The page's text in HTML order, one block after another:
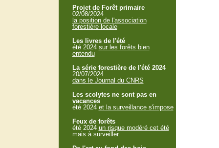
Projet de Forêt primaire
02/08/2024
la position de l'association
forestière locale
Les livres de l'été
été 2024 sur les forêts bien
entendu
La série forestière de l'été 2024
20/07/2024
dans le Journal du CNRS
Les scolytes ne sont pas en
vacances
été 2024 et la surveillance s'impose
Feux de forêts
été 2024 un risque modéré cet été
mais à surveiller